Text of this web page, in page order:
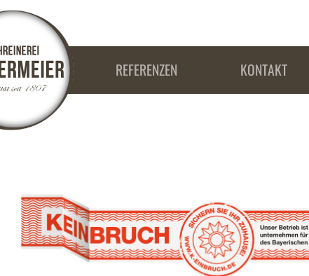
REFERENZEN KONTAKT